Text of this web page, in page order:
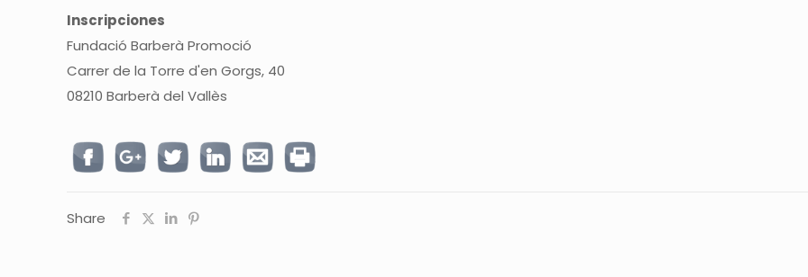
Inscripciones
Fundació Barberà Promoció
Carrer de la Torre d'en Gorgs, 40
08210 Barberà del Vallès
Share